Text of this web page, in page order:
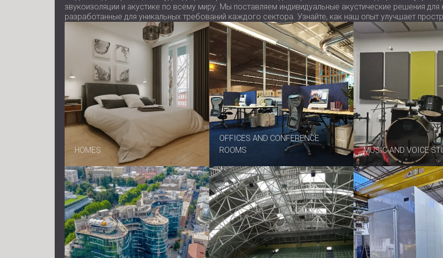
звукоизоляции и акустике по всему миру. Мы поставляем индивидуальные акустические решения для
разработанные для уникальных требований каждого сектора. Узнайте, как наш опыт улучшает
HOMES
OFFICES AND CONFERENCE
ROOMS
MUSIC AND VOICE